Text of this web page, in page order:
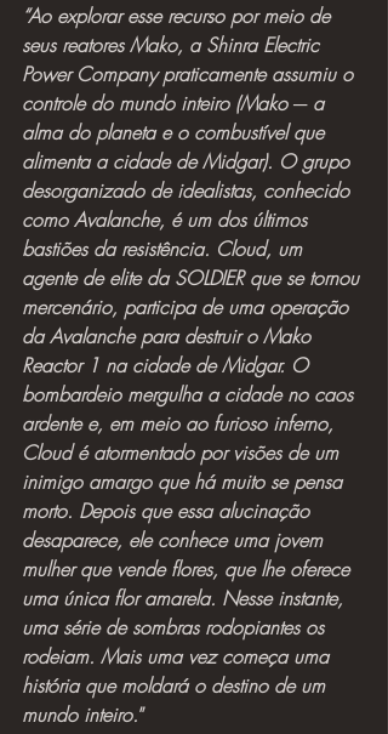
“Ao explorar esse recurso por meio de
seus reatores Mako, a Shinra Electric
Power Company praticamente assumiu o
controle do mundo inteiro (Mako ─ a
alma do planeta e o combustível que
alimenta a cidade de Midgar). O grupo
desorganizado de idealistas, conhecido
como Avalanche, é um dos últimos
bastiões da resistência. Cloud, um
agente de elite da SOLDIER que se tornou
mercenário, participa de uma operação
da Avalanche para destruir o Mako
Reactor 1 na cidade de Midgar. O
bombardeio mergulha a cidade no caos
ardente e, em meio ao furioso inferno,
Cloud é atormentado por visões de um
inimigo amargo que há muito se pensa
morto. Depois que essa alucinação
desaparece, ele conhece uma jovem
mulher que vende flores, que lhe oferece
uma única flor amarela. Nesse instante,
uma série de sombras rodopiantes os
rodeiam. Mais uma vez começa uma
história que moldará o destino de um
mundo inteiro.”